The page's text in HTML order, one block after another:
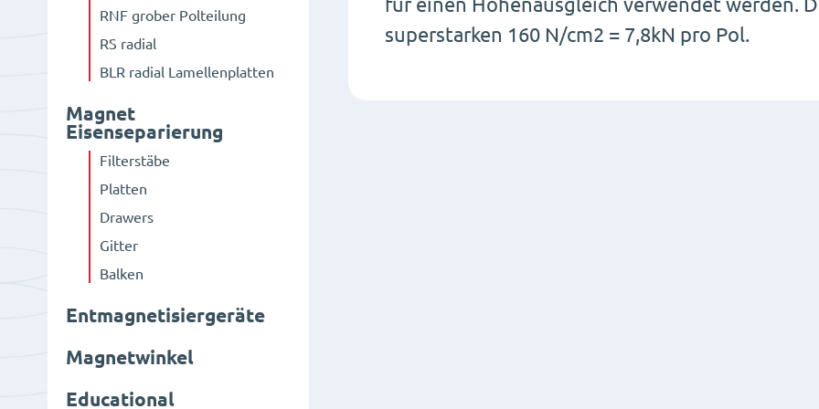
RNF grober Polteilung
RS radial
BLR radial Lamellenplatten
Magnet
Eisenseparierung
Filterstäbe
Platten
Drawers
Gitter
Balken
Entmagnetisiergeräte
Magnetwinkel
Educational
superstarken 160 N/cm2 = 7,8kN pro Pol.